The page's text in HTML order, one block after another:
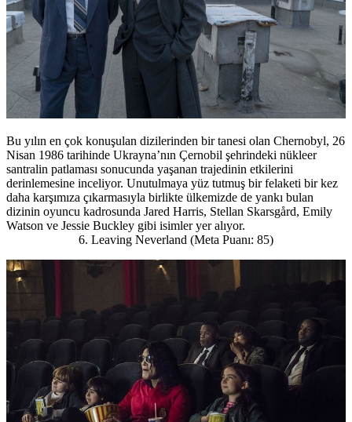
Bu yılın en çok konuşulan dizilerinden bir tanesi olan Chernobyl, 26
Nisan 1986 tarihinde Ukrayna’nın Çernobil şehrindeki nükleer
santralin patlaması sonucunda yaşanan trajedinin etkilerini
derinlemesine inceliyor. Unutulmaya yüz tutmuş bir felaketi bir kez
daha karşımıza çıkarmasıyla birlikte ülkemizde de yankı bulan
dizinin oyuncu kadrosunda Jared Harris, Stellan Skarsgård, Emily
Watson ve Jessie Buckley gibi isimler yer alıyor.
6. Leaving Neverland (Meta Puanı: 85)